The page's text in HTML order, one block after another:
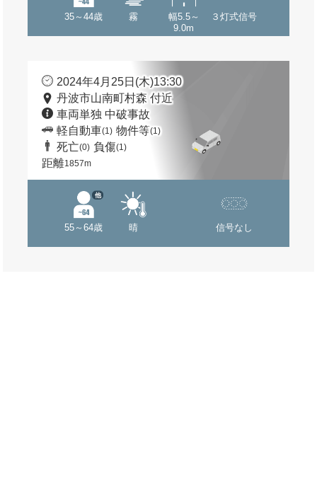
35～44歳 霧
幅5.5～
9.0m
３灯式信号
2024年4月25日(木)13:30
丹波市山南町村森 付近
車両単独 中破事故
軽自動車(1) 物件等(1)
死亡(0) 負傷(1)
距離1857m
55～64歳
他
晴 信号なし